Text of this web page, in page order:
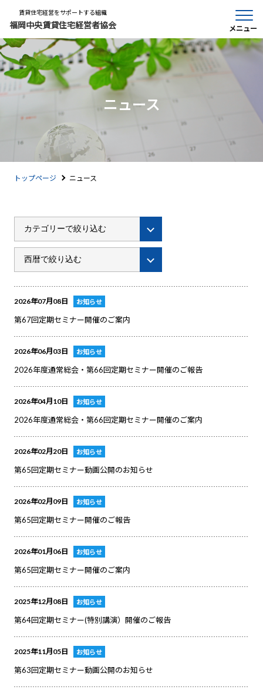
賃貸住宅経営をサポートする組織
福岡中央賃貸住宅経営者協会 メニュー
ニュース
トップページ ニュース
2026年07月08日 お知らせ
第67回定期セミナー開催のご案内
2026年06月03日 お知らせ
2026年度通常総会・第66回定期セミナー開催のご報告
2026年04月10日 お知らせ
2026年度通常総会・第66回定期セミナー開催のご案内
2026年02月20日 お知らせ
第65回定期セミナー動画公開のお知らせ
2026年02月09日 お知らせ
第65回定期セミナー開催のご報告
2026年01月06日 お知らせ
第65回定期セミナー開催のご案内
2025年12月08日 お知らせ
第64回定期セミナー(特別講演）開催のご報告
2025年11月05日 お知らせ
第63回定期セミナー動画公開のお知らせ